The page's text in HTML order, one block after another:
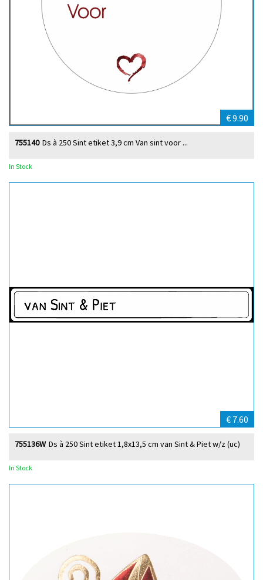
€ 9.90
Ds à 250 Sint etiket 3,9 cm Van sint voor ...
755140
In Stock
€ 7.60
Ds à 250 Sint etiket 1,8x13,5 cm van Sint & Piet w/z (uc)
755136W
In Stock